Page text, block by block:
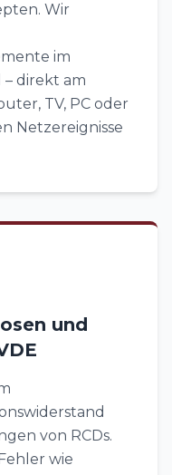
Wir
im
direkt am
TV, PC oder
Netzereignisse
und
von RCDs.
wie